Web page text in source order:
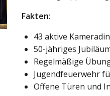
Fakten:
43 aktive
50-jähriges
Regelmäßige
Jugendfeuerwehr
Offene Türen und